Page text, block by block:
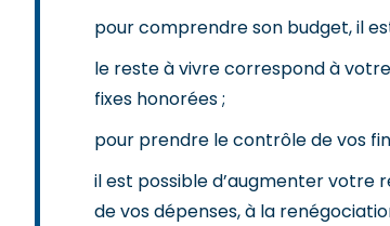
pour comprendre son budget, il
le reste à vivre correspond à
fixes honorées ;
pour prendre le contrôle de vos
il est possible d’augmenter votre
de vos dépenses, à la